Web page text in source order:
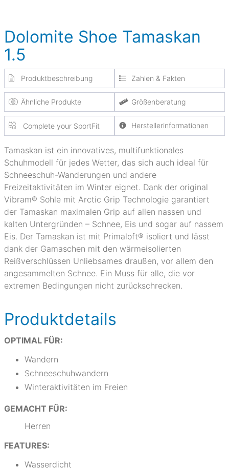
Dolomite Shoe Tamaskan
1.5
Produktbeschreibung Zahlen & Fakten
Ähnliche Produkte Größenberatung
Complete your SportFit Herstellerinformationen
Tamaskan ist ein innovatives, multifunktionales
Schuhmodell für jedes Wetter, das sich auch ideal für
Schneeschuh-Wanderungen und andere
Freizeitaktivitäten im Winter eignet. Dank der original
Vibram® Sohle mit Arctic Grip Technologie garantiert
der Tamaskan maximalen Grip auf allen nassen und
kalten Untergründen – Schnee, Eis und sogar auf nassem
Eis. Der Tamaskan ist mit Primaloft® isoliert und lässt
dank der Gamaschen mit den wärmeisolierten
Reißverschlüssen Unliebsames draußen, vor allem den
angesammelten Schnee. Ein Muss für alle, die vor
extremen Bedingungen nicht zurückschrecken.
Produktdetails
OPTIMAL FÜR:
Wandern
Schneeschuhwandern
Winteraktivitäten im Freien
GEMACHT FÜR:
Herren
FEATURES:
Wasserdicht